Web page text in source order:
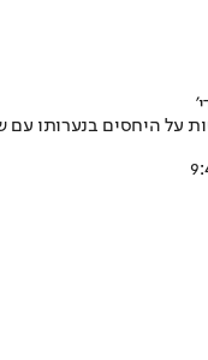
היחסים בנערותו עם